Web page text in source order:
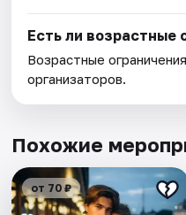
Есть ли возрастные
Возрастные
организаторов.
Похожие
от 70 ₽